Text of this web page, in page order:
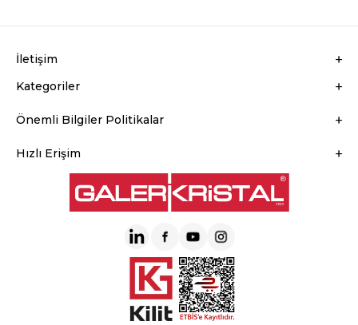
İletişim
Kategoriler
Önemli Bilgiler Politikalar
Hızlı Erişim